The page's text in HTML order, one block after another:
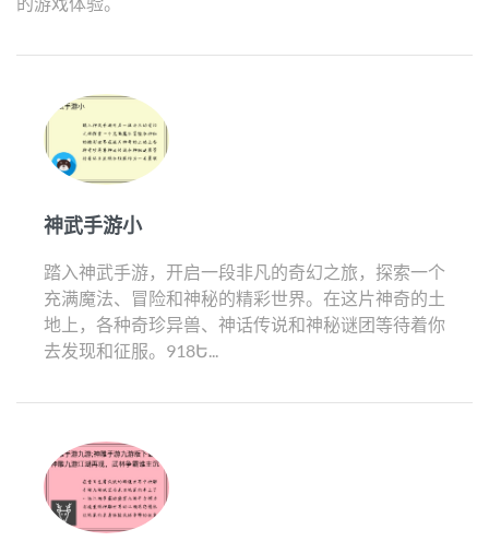
神武手游小
踏入神武手游，开启一段非凡的奇幻之旅，探索一个
充满魔法、冒险和神秘的精彩世界。在这片神奇的土
地上，各种奇珍异兽、神话传说和神秘谜团等待着你
去发现和征服。918Ե...